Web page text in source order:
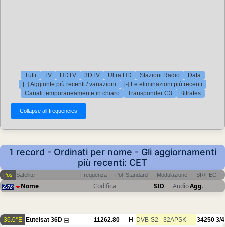
Tutti TV HDTV 3DTV Ultra HD Stazioni Radio
Data
[+] Aggiunte più recenti / variazioni
[-] Le eliminazioni più recenti
Canali temporaneamente in chiaro
Transponder C3 Bitrates
1 record - Ordinati per nome - Gli aggiornamenti
più recenti: CET
Pos Satellite Frequenza Pol Standard Modulazione SR/FEC
Nome Codifica SID AudioAgg.
36.0°E Eutelsat 36D 11262.80 H DVB-S2 32APSK 34250 3/4